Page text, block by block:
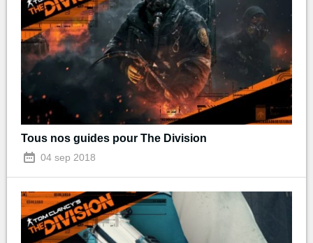
Tous nos guides pour The Division
04 sep 2018